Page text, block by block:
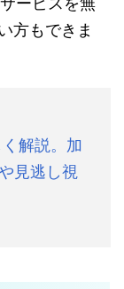
方もできま
解説。加
見逃し視